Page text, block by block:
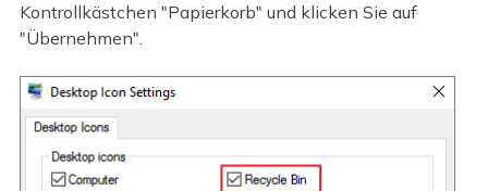
Kontrollkästchen "Papierkorb" und klicken Sie auf
"Übernehmen".